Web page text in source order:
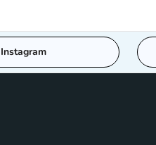
Instagram